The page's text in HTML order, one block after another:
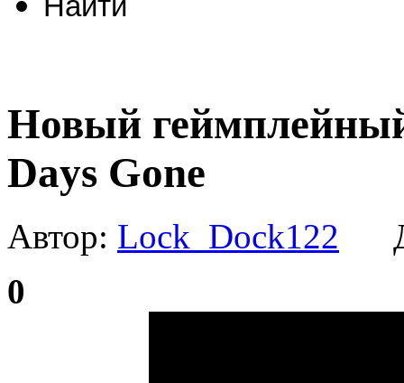
Новый
Days Gone
Автор: Lock_Dock122
0